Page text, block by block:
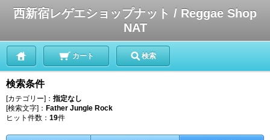
西新宿レゲエショップナット / Reggae Shop
NAT
カート 検索
検索条件
[カテゴリー]： 指定なし
[検索文字]： Father Jungle Rock
ヒット件数： 19件